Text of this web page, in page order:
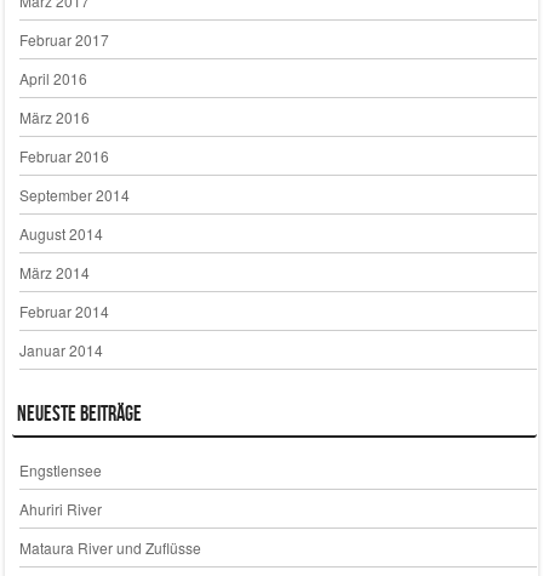
Februar 2017
April 2016
März 2016
Februar 2016
September 2014
August 2014
März 2014
Februar 2014
Januar 2014
Neueste Beiträge
Engstlensee
Ahuriri River
Mataura River und Zuflüsse